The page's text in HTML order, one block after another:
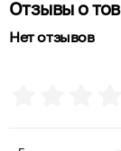
Отзывы о
Нет отзывов